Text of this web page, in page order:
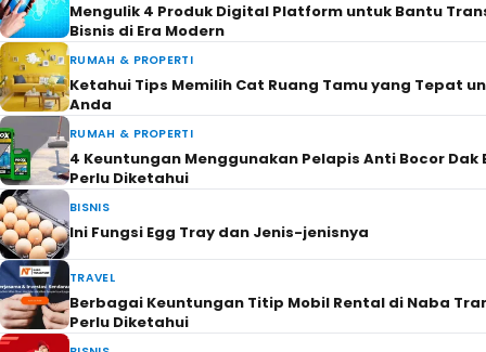
Mengulik 4 Produk Digital Platform untuk Bantu
Bisnis di Era Modern
RUMAH & PROPERTI
Ketahui Tips Memilih Cat Ruang Tamu yang Tepat
Anda
RUMAH & PROPERTI
4 Keuntungan Menggunakan Pelapis Anti Bocor Dak
Perlu Diketahui
BISNIS
Ini Fungsi Egg Tray dan Jenis-jenisnya
TRAVEL
Berbagai Keuntungan Titip Mobil Rental di Naba
Perlu Diketahui